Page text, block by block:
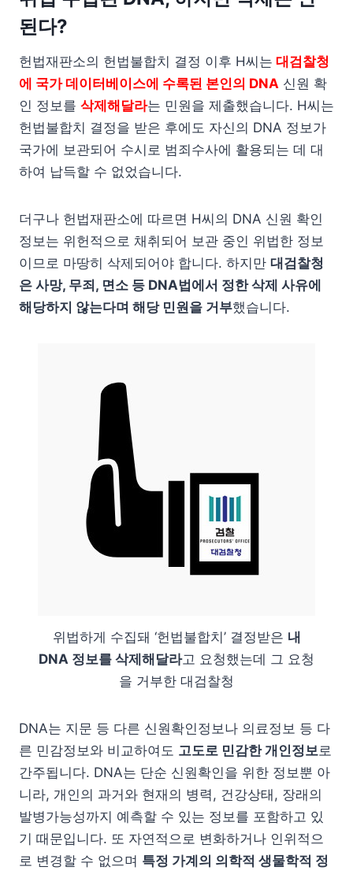
된다?
헌법재판소의 헌법불합치 결정 이후 H씨는 대검찰청
에 국가 데이터베이스에 수록된 본인의 DNA 신원 확
인 정보를 삭제해달라는 민원을 제출했습니다. H씨는
헌법불합치 결정을 받은 후에도 자신의 DNA 정보가
국가에 보관되어 수시로 범죄수사에 활용되는 데 대
하여 납득할 수 없었습니다.
더구나 헌법재판소에 따르면 H씨의 DNA 신원 확인
정보는 위헌적으로 채취되어 보관 중인 위법한 정보
이므로 마땅히 삭제되어야 합니다. 하지만 대검찰청
은 사망, 무죄, 면소 등 DNA법에서 정한 삭제 사유에
해당하지 않는다며 해당 민원을 거부했습니다.
위법하게 수집돼 ‘헌법불합치’ 결정받은 내
DNA 정보를 삭제해달라고 요청했는데 그 요청
을 거부한 대검찰청
DNA는 지문 등 다른 신원확인정보나 의료정보 등 다
른 민감정보와 비교하여도 고도로 민감한 개인정보로
간주됩니다. DNA는 단순 신원확인을 위한 정보뿐 아
니라, 개인의 과거와 현재의 병력, 건강상태, 장래의
발병가능성까지 예측할 수 있는 정보를 포함하고 있
기 때문입니다. 또 자연적으로 변화하거나 인위적으
로 변경할 수 없으며 특정 가계의 의학적 생물학적 정